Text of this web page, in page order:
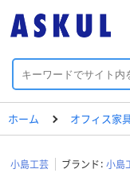
ホーム オフィス家
小島工芸 ブランド： 小島